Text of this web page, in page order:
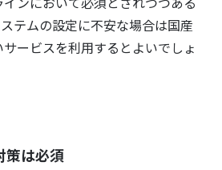
テムの設定に不安な場合は国産
ービスを利用するとよいでしょ
策は必須